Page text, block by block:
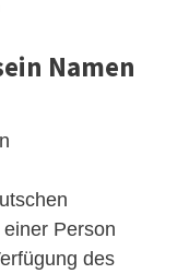
Namen
Person
des